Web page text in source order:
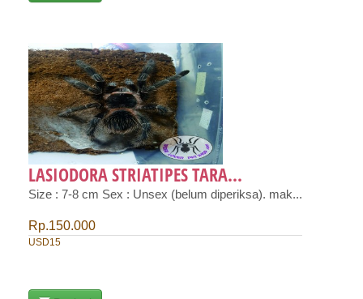
LASIODORA STRIATIPES TARA...
Size : 7-8 cm Sex : Unsex (belum diperiksa). mak...
Rp.150.000
USD15